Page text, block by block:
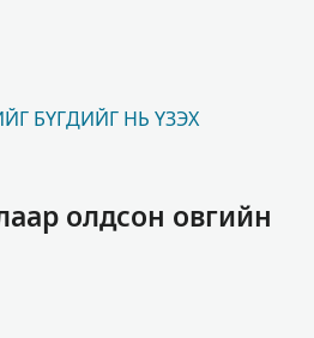
БҮГДИЙГ НЬ ҮЗЭХ
олдсон овгийн